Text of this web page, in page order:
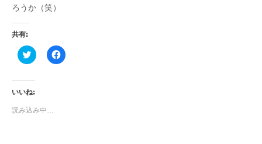
ろうか（笑）
共有:
ク
リ
し
て
w
i
F
a
いいね:
読み込み中…